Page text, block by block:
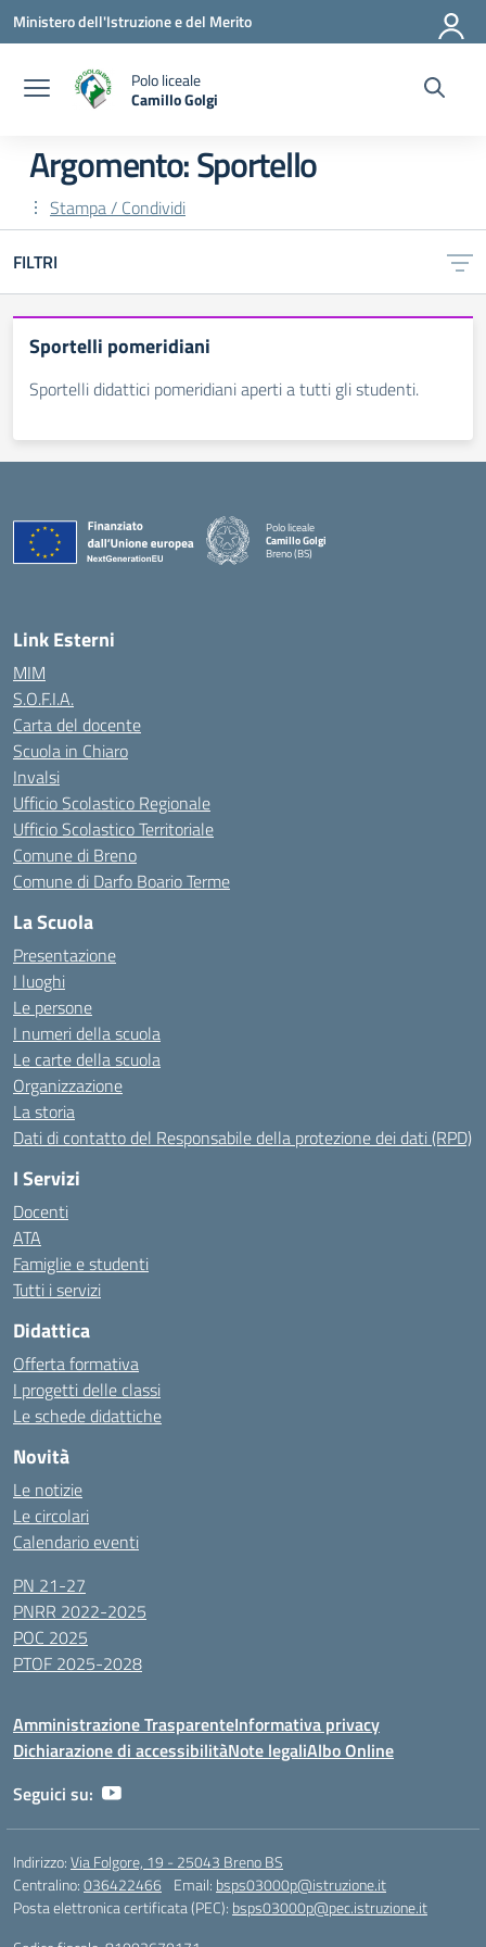
Vai ai contenuti
Vai al menu di navigazione
Vai al footer
Ministero dell'Istruzione e del Merito
Polo liceale
Camillo Golgi
— Visita la pagina iniziale della scuola
Argomento: Sportello
Stampa / Condividi
FILTRI
Sportelli pomeridiani
Sportelli didattici pomeridiani aperti a tutti gli studenti.
Polo liceale
Camillo Golgi
Breno (BS)
Link Esterni
MIM
S.O.F.I.A.
Carta del docente
Scuola in Chiaro
Invalsi
Ufficio Scolastico Regionale
Ufficio Scolastico Territoriale
Comune di Breno
Comune di Darfo Boario Terme
La Scuola
Presentazione
I luoghi
Le persone
I numeri della scuola
Le carte della scuola
Organizzazione
La storia
Dati di contatto del Responsabile della protezione dei dati (RPD)
I Servizi
Docenti
ATA
Famiglie e studenti
Tutti i servizi
Didattica
Offerta formativa
I progetti delle classi
Le schede didattiche
Novità
Le notizie
Le circolari
Calendario eventi
PN 21-27
PNRR 2022-2025
POC 2025
PTOF 2025-2028
Amministrazione TrasparenteInformativa privacy
Dichiarazione di accessibilitàNote legaliAlbo Online
Seguici su:
Indirizzo:Via Folgore, 19 - 25043 Breno BS
Centralino:036422466 Email: bsps03000p@istruzione.it
Posta elettronica certificata (PEC): bsps03000p@pec.istruzione.it